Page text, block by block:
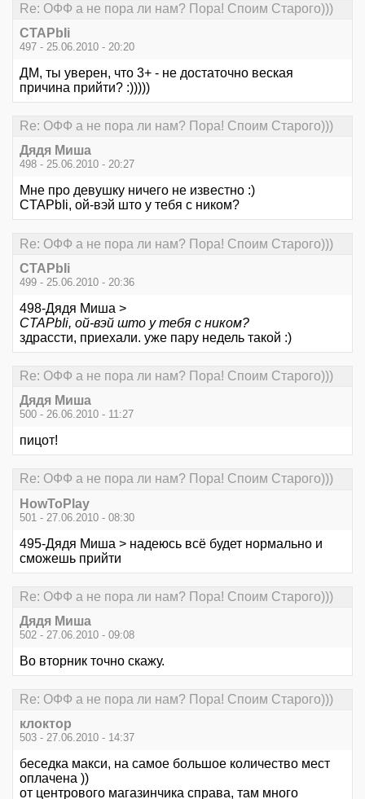
Re: ОФФ а не пора ли нам? Пора! Споим Старого)))
CTAPbIi
497 - 25.06.2010 - 20:20
ДМ, ты уверен, что 3+ - не достаточно веская
причина прийти? :)))))
Re: ОФФ а не пора ли нам? Пора! Споим Старого)))
Дядя Миша
498 - 25.06.2010 - 20:27
Мне про девушку ничего не известно :)
CTAPbIi, ой-вэй што у тебя с ником?
Re: ОФФ а не пора ли нам? Пора! Споим Старого)))
CTAPbIi
499 - 25.06.2010 - 20:36
498-Дядя Миша >
CTAPbIi, ой-вэй што у тебя с ником?
здрассти, приехали. уже пару недель такой :)
Re: ОФФ а не пора ли нам? Пора! Споим Старого)))
Дядя Миша
500 - 26.06.2010 - 11:27
пицот!
Re: ОФФ а не пора ли нам? Пора! Споим Старого)))
HowToPlay
501 - 27.06.2010 - 08:30
495-Дядя Миша > надеюсь всё будет нормально и
сможешь прийти
Re: ОФФ а не пора ли нам? Пора! Споим Старого)))
Дядя Миша
502 - 27.06.2010 - 09:08
Во вторник точно скажу.
Re: ОФФ а не пора ли нам? Пора! Споим Старого)))
клоктор
503 - 27.06.2010 - 14:37
беседка макси, на самое большое количество мест
оплачена ))
от центрового магазинчика справа, там много